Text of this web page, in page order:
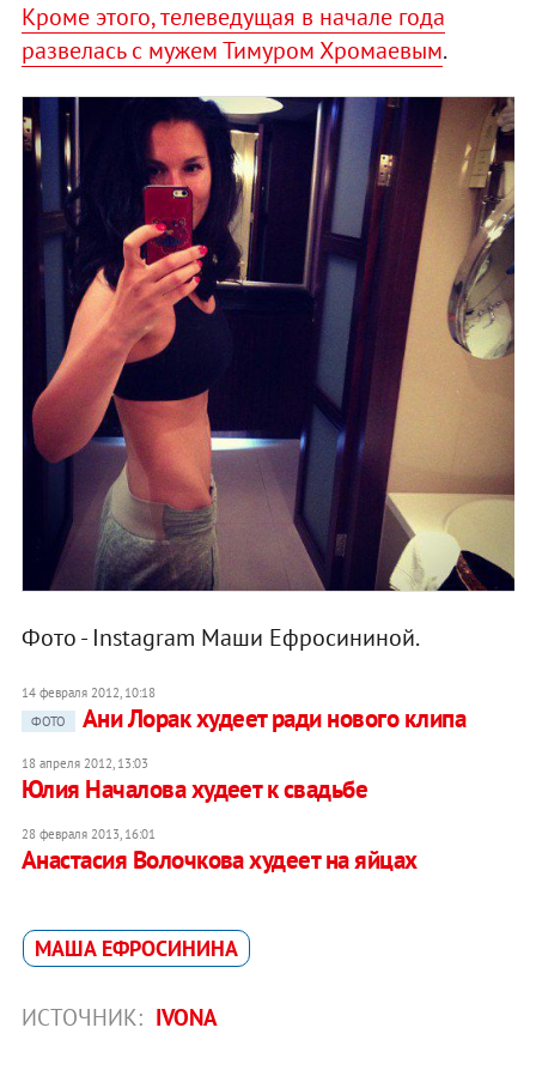
Кроме этого, телеведущая в начале года
развелась с мужем Тимуром Хромаевым.
Фото - Instagram Маши Ефросининой.
14 февраля 2012, 10:18
ФОТО
Ани Лорак худеет ради нового клипа
18 апреля 2012, 13:03
Юлия Началова худеет к свадьбе
28 февраля 2013, 16:01
Анастасия Волочкова худеет на яйцах
МАША ЕФРОСИНИНА
ИСТОЧНИК: IVONA